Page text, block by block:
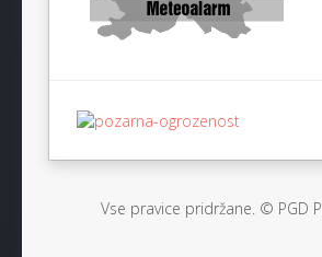
Vse pravice pridržane. © PGD